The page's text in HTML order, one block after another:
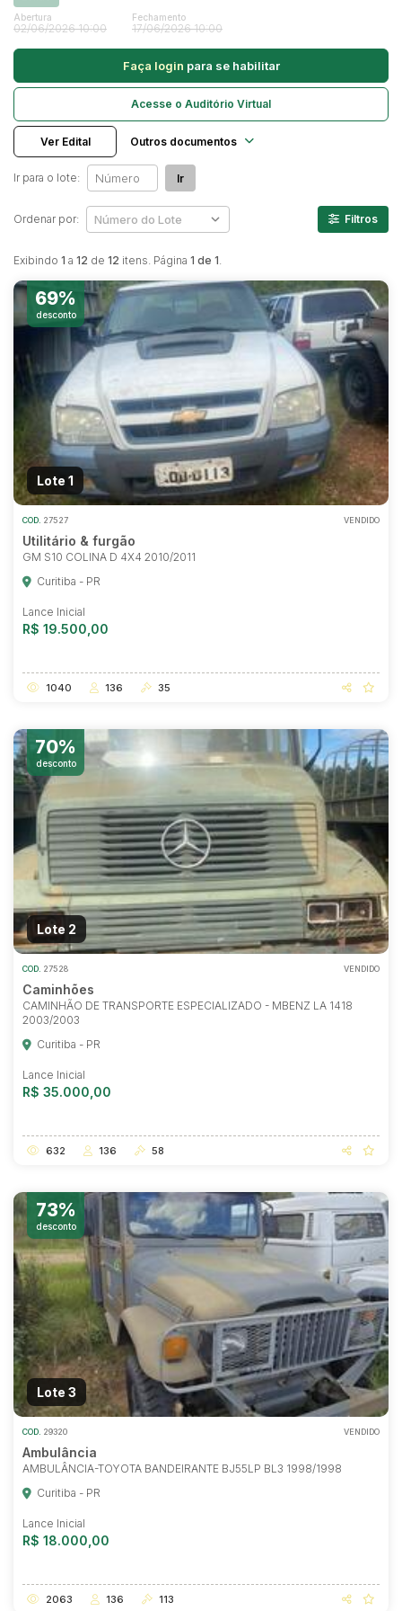
Caminhonetes
Carros
Máquina Varredeira
Pá Carregadeira
SUV
Utilitário & furgão
Abertura
02/06/2026 10:00
Fechamento
17/06/2026 10:00
Faça login para se habilitar
Acesse o Auditório Virtual
Ver Edital Outros documentos
Exibindo 1 a 12 de 12 itens. Página 1 de 1.
Ir para o lote: Ir
Ordenar por: Filtros
69%
desconto
Lote 1
COD. 27527 VENDIDO
Utilitário & furgão
GM S10 COLINA D 4X4 2010/2011
Curitiba - PR
Lance Inicial
R$ 19.500,00
1040 136 35
70%
desconto
Lote 2
COD. 27528 VENDIDO
Caminhões
CAMINHÃO DE TRANSPORTE ESPECIALIZADO - MBENZ LA 1418
2003/2003
Curitiba - PR
Lance Inicial
R$ 35.000,00
632 136 58
73%
desconto
Lote 3
COD. 29320 VENDIDO
Ambulância
AMBULÂNCIA-TOYOTA BANDEIRANTE BJ55LP BL3 1998/1998
Curitiba - PR
Lance Inicial
R$ 18.000,00
2063 136 113